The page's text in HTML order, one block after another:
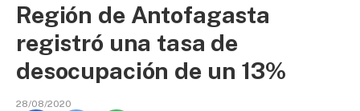
Región de Antofagasta
registró una tasa de
desocupación de un 13%
28/08/2020